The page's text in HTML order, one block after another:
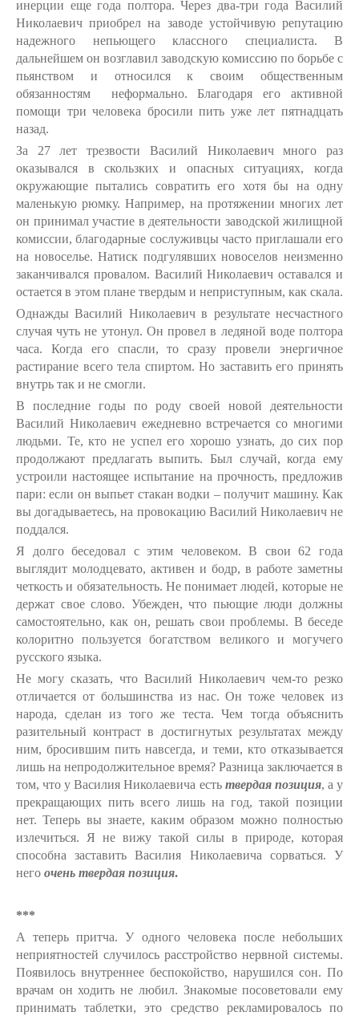
инерции еще года полтора. Через два-три года Василий
Николаевич приобрел на заводе устойчивую репутацию
надежного непьющего классного специалиста. В
дальнейшем он возглавил заводскую комиссию по борьбе с
пьянством и относился к своим общественным
обязанностям неформально. Благодаря его активной
помощи три человека бросили пить уже лет пятнадцать
назад.
За 27 лет трезвости Василий Николаевич много раз
оказывался в скользких и опасных ситуациях, когда
окружающие пытались совратить его хотя бы на одну
маленькую рюмку. Например, на протяжении многих лет
он принимал участие в деятельности заводской жилищной
комиссии, благодарные сослуживцы часто приглашали его
на новоселье. Натиск подгулявших новоселов неизменно
заканчивался провалом. Василий Николаевич оставался и
остается в этом плане твердым и неприступным, как скала.
Однажды Василий Николаевич в результате несчастного
случая чуть не утонул. Он провел в ледяной воде полтора
часа. Когда его спасли, то сразу провели энергичное
растирание всего тела спиртом. Но заставить его принять
внутрь так и не смогли.
В последние годы по роду своей новой деятельности
Василий Николаевич ежедневно встречается со многими
людьми. Те, кто не успел его хорошо узнать, до сих пор
продолжают предлагать выпить. Был случай, когда ему
устроили настоящее испытание на прочность, предложив
пари: если он выпьет стакан водки – получит машину. Как
вы догадываетесь, на провокацию Василий Николаевич не
поддался.
Я долго беседовал с этим человеком. В свои 62 года
выглядит молодцевато, активен и бодр, в работе заметны
четкость и обязательность. Не понимает людей, которые не
держат свое слово. Убежден, что пьющие люди должны
самостоятельно, как он, решать свои проблемы. В беседе
колоритно пользуется богатством великого и могучего
русского языка.
Не могу сказать, что Василий Николаевич чем-то резко
отличается от большинства из нас. Он тоже человек из
народа, сделан из того же теста. Чем тогда объяснить
разительный контраст в достигнутых результатах между
ним, бросившим пить навсегда, и теми, кто отказывается
лишь на непродолжительное время? Разница заключается в
том, что у Василия Николаевича есть твердая позиция, а у
прекращающих пить всего лишь на год, такой позиции
нет. Теперь вы знаете, каким образом можно полностью
излечиться. Я не вижу такой силы в природе, которая
способна заставить Василия Николаевича сорваться. У
него очень твердая позиция.
***
А теперь притча. У одного человека после небольших
неприятностей случилось расстройство нервной системы.
Появилось внутреннее беспокойство, нарушился сон. По
врачам он ходить не любил. Знакомые посоветовали ему
принимать таблетки, это средство рекламировалось по